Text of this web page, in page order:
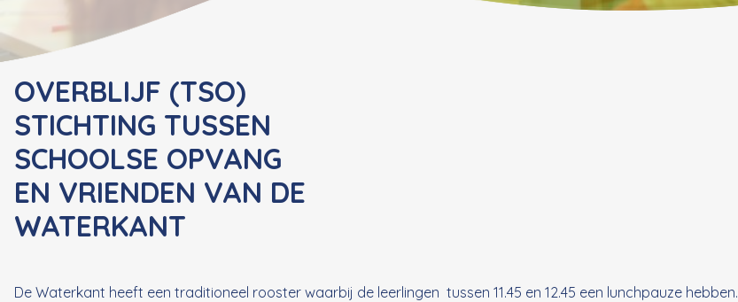
OVERBLIJF (TSO)
STICHTING TUSSEN
SCHOOLSE OPVANG
EN VRIENDEN VAN DE
WATERKANT
De Waterkant heeft een traditioneel rooster waarbij de leerlingen tussen 11.45 en 12.45 een lunchpauze hebben.